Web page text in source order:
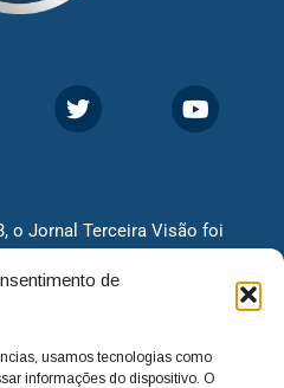
de
usamos tecnologias como
informações do dispositivo. O
o Jornal Terceira Visão foi
naquela época só existiam
o jornal continua
notícias. Nunca